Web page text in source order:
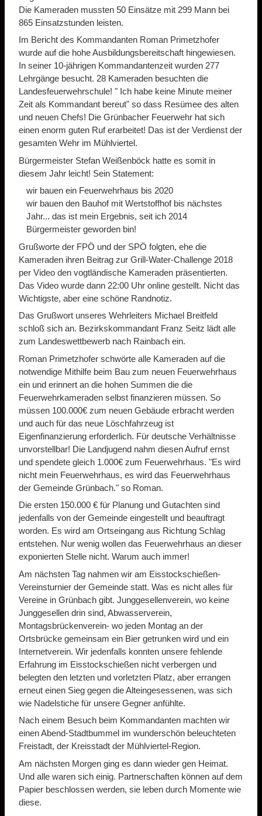
Die Kameraden mussten 50 Einsätze mit 299 Mann bei
865 Einsatzstunden leisten.
Im Bericht des Kommandanten Roman Primetzhofer
wurde auf die hohe Ausbildungsbereitschaft hingewiesen.
In seiner 10-jährigen Kommandantenzeit wurden 277
Lehrgänge besucht. 28 Kameraden besuchten die
Landesfeuerwehrschule! " Ich habe keine Minute meiner
Zeit als Kommandant bereut" so dass Resümee des alten
und neuen Chefs! Die Grünbacher Feuerwehr hat sich
einen enorm guten Ruf erarbeitet! Das ist der Verdienst der
gesamten Wehr im Mühlviertel.
Bürgermeister Stefan Weißenböck hatte es somit in
diesem Jahr leicht! Sein Statement:
wir bauen ein Feuerwehrhaus bis 2020
wir bauen den Bauhof mit Wertstoffhof bis nächstes
Jahr... das ist mein Ergebnis, seit ich 2014
Bürgermeister geworden bin!
Grußworte der FPÖ und der SPÖ folgten, ehe die
Kameraden ihren Beitrag zur Grill-Water-Challenge 2018
per Video den vogtländische Kameraden präsentierten.
Das Video wurde dann 22:00 Uhr online gestellt. Nicht das
Wichtigste, aber eine schöne Randnotiz.
Das Grußwort unseres Wehrleiters Michael Breitfeld
schloß sich an. Bezirkskommandant Franz Seitz lädt alle
zum Landeswettbewerb nach Rainbach ein.
Roman Primetzhofer schwörte alle Kameraden auf die
notwendige Mithilfe beim Bau zum neuen Feuerwehrhaus
ein und erinnert an die hohen Summen die die
Feuerwehrkameraden selbst finanzieren müssen. So
müssen 100.000€ zum neuen Gebäude erbracht werden
und auch für das neue Löschfahrzeug ist
Eigenfinanzierung erforderlich. Für deutsche Verhältnisse
unvorstellbar! Die Landjugend nahm diesen Aufruf ernst
und spendete gleich 1.000€ zum Feuerwehrhaus. "Es wird
nicht mein Feuerwehrhaus, es wird das Feuerwehrhaus
der Gemeinde Grünbach." so Roman.
Die ersten 150.000 € für Planung und Gutachten sind
jedenfalls von der Gemeinde eingestellt und beauftragt
worden. Es wird am Ortseingang aus Richtung Schlag
entstehen. Nur wenig wollen das Feuerwehrhaus an dieser
exponierten Stelle nicht. Warum auch immer!
Am nächsten Tag nahmen wir am Eisstockschießen-
Vereinsturnier der Gemeinde statt. Was es nicht alles für
Vereine in Grünbach gibt. Junggesellenverein, wo keine
Junggesellen drin sind, Abwasserverein,
Montagsbrückenverein- wo jeden Montag an der
Ortsbrücke gemeinsam ein Bier getrunken wird und ein
Internetverein. Wir jedenfalls konnten unsere fehlende
Erfahrung im Eisstockschießen nicht verbergen und
belegten den letzten und vorletzten Platz, aber errangen
erneut einen Sieg gegen die Alteingesessenen, was sich
wie Nadelstiche für unsere Gegner anfühlte.
Nach einem Besuch beim Kommandanten machten wir
einen Abend-Stadtbummel im wunderschön beleuchteten
Freistadt, der Kreisstadt der Mühlviertel-Region.
Am nächsten Morgen ging es dann wieder gen Heimat.
Und alle waren sich einig. Partnerschaften können auf dem
Papier beschlossen werden, sie leben durch Momente wie
diese.